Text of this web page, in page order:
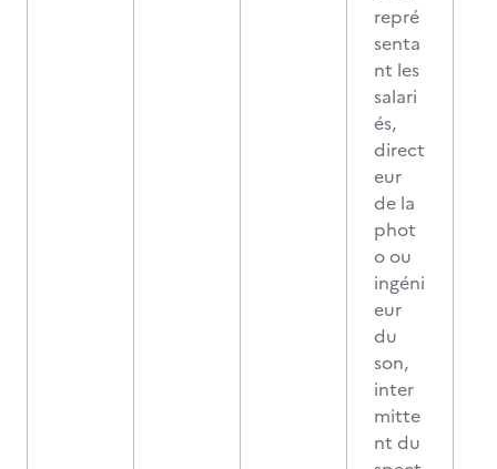
repré
senta
nt les
salari
és,
direct
eur
de la
phot
o ou
ingéni
eur
du
son,
inter
mitte
nt du